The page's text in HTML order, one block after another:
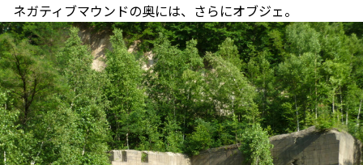
ネガティブマウンドの奥には、さらにオブジェ。